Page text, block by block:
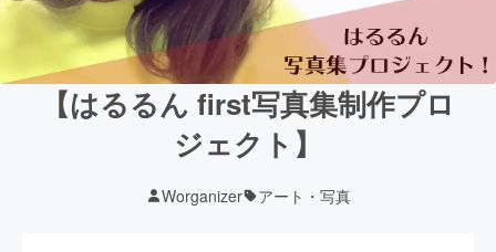
【はるるん first写真集制作プロ
ジェクト】
Worganizer アート・写真